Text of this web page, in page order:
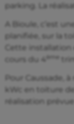
parking. La
A Bioule, c’est
planifiée, sur la
Cette
cours du 4
ème
Pour Caussade,
kWc en toiture
réalisation